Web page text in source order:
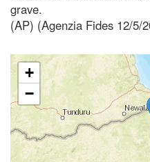
grave.
(AP) (Agenzia Fides 12/5/
+
−